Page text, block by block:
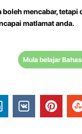
mencabar,
matlamat anda.
Mula belajar